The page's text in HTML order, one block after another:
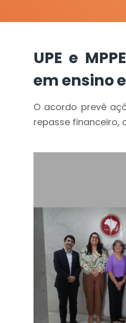
UPE e
em ensino
O acordo prevê
repasse financeiro,